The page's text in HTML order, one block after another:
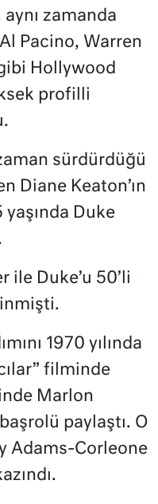
zamanda
Pacino, Warren
Hollywood
profilli
sürdürdüğü
Diane Keaton’ın
yaşında Duke
ile Duke’u 50’li
1970 yılında
filminde
Marlon
paylaştı. O
Adams-Corleone